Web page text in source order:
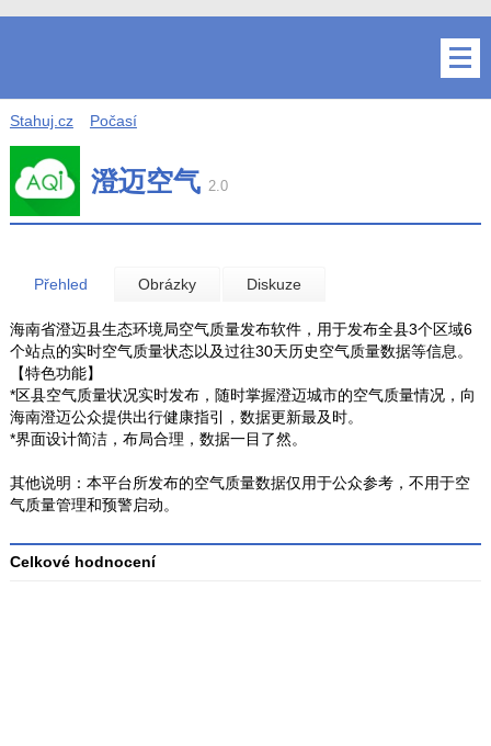
Stahuj.cz Počasí
澄迈空气 2.0
Přehled Obrázky Diskuze
海南省澄迈县生态环境局空气质量发布软件，用于发布全县3个区域6
个站点的实时空气质量状态以及过往30天历史空气质量数据等信息。
【特色功能】
*区县空气质量状况实时发布，随时掌握澄迈城市的空气质量情况，向
海南澄迈公众提供出行健康指引，数据更新最及时。
*界面设计简洁，布局合理，数据一目了然。
其他说明：本平台所发布的空气质量数据仅用于公众参考，不用于空
气质量管理和预警启动。
Celkové hodnocení